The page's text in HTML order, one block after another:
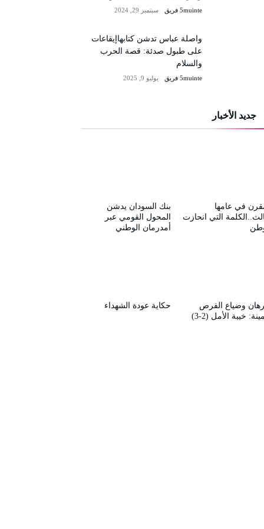
5muinte فريق سبتمبر 29, 2024
واصلة عباس تدشن كتابهاإيقاعات
على طبول صدئة: قصة الحرب
والسلام
5muinte فريق يوليو 9, 2025
جديد الأخبار
بنك السودان يدشن
المحول القومي عبر
أمدرمان الوطني
في عامها
التي انحازت
حكاية عودة الشهداء
وضياع الفرص
خيبة الأمل (2-3)